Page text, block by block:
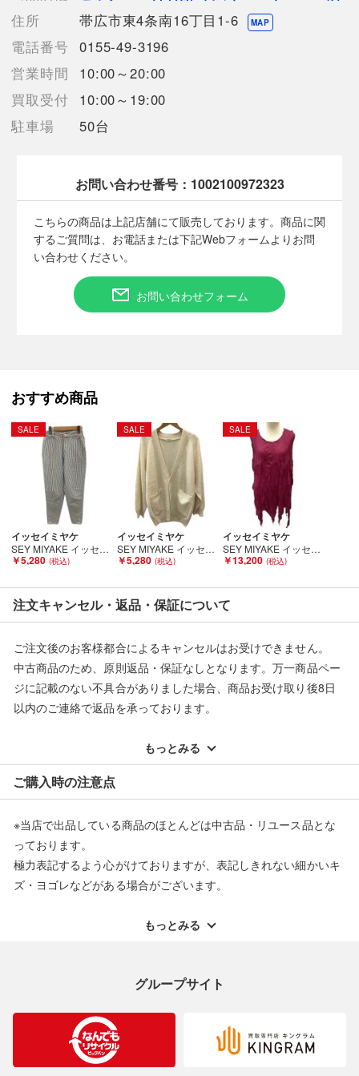
ョップと併売を行なっておりますが、
タイミングによりシステムの反映が間に合わず欠品となってしま
う場合がございます。
売切れの場合は、ご購入をキャンセルさせていただく場合がござ
います。】
サイズは平置きでの計測となっております。
商品画像に関しては出来る限り忠実に表示出来るよう努めており
ますが、実際の商品と比較し色味に若干の誤差が生じる場合があ
りますこと予めご了承ください。
店頭との併売商品のため、記載に無い細かなキズ、汚れが見受け
られるなど多少商品状態が変化する場合がございます。
■弊社（株式会社オカモト）を装った偽装サイトにご注意くださ
い■
弊社（株式会社オカモト）の商品画像や文章を無断盗用した『偽
装サイト』を確認しておりますが、
当店とは一切関係がございませんのでご注意ください。
住所
帯広市東4条南16丁目1-6 MAP
電話番号 0155-49-3196
営業時間
10:00～20:00
買取受付
10:00～19:00
駐車場
50台
お問い合わせ番号： 1002100972323
こちらの商品は上記店舗にて販売しております。商品に関
するご質問は、お電話または下記Webフォームよりお問
い合わせください。
お問い合わせフォーム
おすすめ商品
SALE
イッセイミヤケ
SEY MIYAKE イッセイミヤケ レディース パンツ SIZE 9号 ヒッコリー ヒッコリー Bランク
￥5,280
SALE
イッセイミヤケ
SEY MIYAKE イッセイミヤケ レディース カーディガン SIZE M アイボリー Bランク
￥5,280
SALE
イッセイミヤケ
SEY MIYAKE イッセイミヤケ PLEATS PLEASE 変形デザイン ノースリーブカットソー SIZE 3 ワインレッド Bランク
￥13,200
注文キャンセル・返品・保証について
ご注文後のお客様都合によるキャンセルはお受けできません。
中古商品のため、原則返品・保証なしとなります。万一商品ペー
ジに記載のない不具合がありました場合、商品お受け取り後8日
以内のご連絡で返品を承っております。
配送料ともに当社負担で対応いたします。
※オンラインストアで購入頂いた商品は、店頭での返品はお受け
できません。また、商品の修理及び交換に関しては承ることがで
返品・交換について
もっとみる
ご購入時の注意点
※当店で出品している商品のほとんどは中古品・リユース品とな
っております。
極力表記するよう心がけておりますが、表記しきれない細かいキ
ズ・ヨゴレなどがある場合がございます。
ご理解くださいますようお願い申し上げます。
合がございますのでご了承ください。
※表記したカラー名は、当社が判断した名称を掲載しています。
製造元が定めたカラー名と異なることもあります。色調などご不
もっとみる
グループサイト